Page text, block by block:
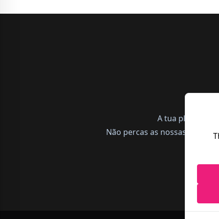
A tua
Não percas as nossas